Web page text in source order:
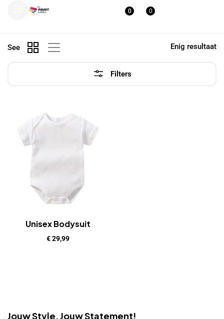
0 0
Filters
Enig resultaat
See
Unisex Bodysuit
€29,99
Jouw Style, Jouw Statement!